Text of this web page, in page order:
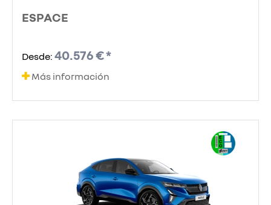
ESPACE
Desde: 40.576 € *
Más información